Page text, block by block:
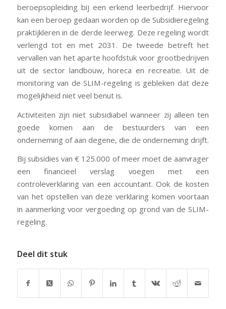
beroepsopleiding bij een erkend leerbedrijf. Hiervoor
kan een beroep gedaan worden op de Subsidieregeling
praktijkleren in de derde leerweg. Deze regeling wordt
verlengd tot en met 2031. De tweede betreft het
vervallen van het aparte hoofdstuk voor grootbedrijven
uit de sector landbouw, horeca en recreatie. Uit de
monitoring van de SLIM-regeling is gebleken dat deze
mogelijkheid niet veel benut is.
Activiteiten zijn niet subsidiabel wanneer zij alleen ten
goede komen aan de bestuurders van een
onderneming of aan degene, die de onderneming drijft.
Bij subsidies van € 125.000 of meer moet de aanvrager
een financieel verslag voegen met een
controleverklaring van een accountant. Ook de kosten
van het opstellen van deze verklaring komen voortaan
in aanmerking voor vergoeding op grond van de SLIM-
regeling.
Deel dit stuk